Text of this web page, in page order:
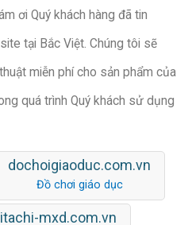
ơi Quý khách hàng đã tin
tại Bắc Việt. Chúng tôi sẽ
miễn phí cho sản phẩm của
quá trình Quý khách sử dụng
dochoigiaoduc.com.vn
Đồ chơi giáo dục
mxd.com.vn